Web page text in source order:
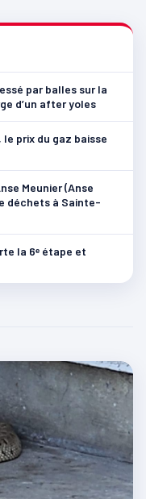
par balles sur la
d’un after yoles
prix du gaz baisse
Meunier (Anse
déchets à Sainte-
la 6ᵉ étape et